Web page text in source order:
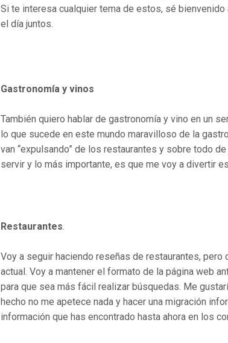
Si te interesa cualquier tema de estos, sé
el día juntos.
Gastronomía y vinos
También quiero hablar de gastronomía y vino en un
lo que sucede en este mundo maravilloso de la
van “expulsando” de los restaurantes y sobre todo
servir y lo más importante, es que me voy a divertir
Restaurantes.
Voy a seguir haciendo reseñas de restaurantes, pero
actual. Voy a mantener el formato de la página web
para que sea más fácil realizar búsquedas. Me
hecho no me apetece nada y hacer una migración
información que has encontrado hasta ahora en los